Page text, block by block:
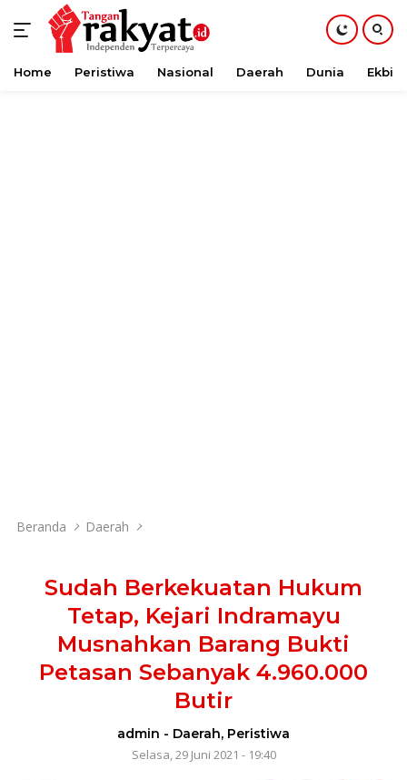
Langsung
Home Peristiwa Nasional Daerah Dunia Ekbis
Beranda Daerah
Sudah Berkekuatan Hukum
Tetap, Kejari Indramayu
Musnahkan Barang Bukti
Petasan Sebanyak 4.960.000
Butir
admin - Daerah, Peristiwa
Selasa, 29 Juni 2021 - 19:40